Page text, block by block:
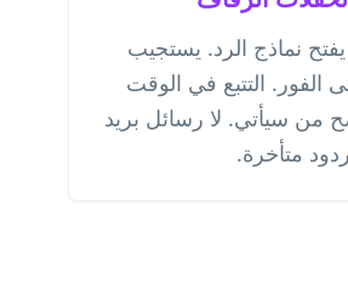
نماذج الرد. يستجيب
الفور. التتبع في الوقت
من سيأتي. لا رسائل بريد
متأخرة.